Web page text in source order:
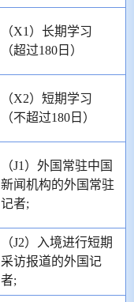
（X1）长期学习
（超过180日）
（X2）短期学习
（不超过180日）
（J1）外国常驻中国
新闻机构的外国常驻
记者;
（J2）入境进行短期
采访报道的外国记
者;